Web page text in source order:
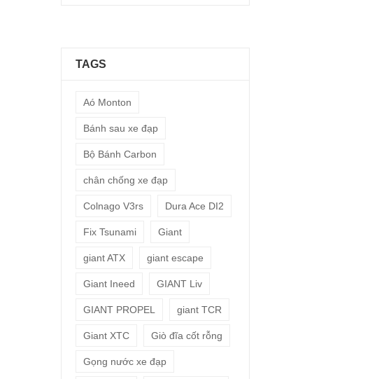
TAGS
Aó Monton
Bánh sau xe đạp
Bộ Bánh Carbon
chân chống xe đạp
Colnago V3rs Dura Ace DI2
Fix Tsunami Giant
giant ATX giant escape
Giant Ineed GIANT Liv
GIANT PROPEL giant TCR
Giant XTC Giò đĩa cốt rỗng
Gọng nước xe đạp